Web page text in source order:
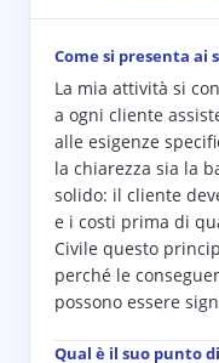
Come si presenta ai
La mia attività si
a ogni cliente
alle esigenze
la chiarezza sia la
solido: il cliente
e i costi prima di
Civile questo
perché le
possono essere
Qual è il suo punto